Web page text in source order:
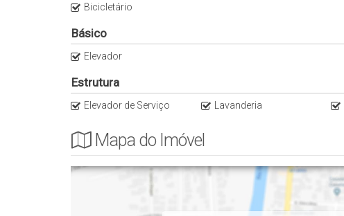
Bicicletário
Básico
Elevador
Estrutura
Elevador de Serviço Lavanderia
Mapa do Imóvel